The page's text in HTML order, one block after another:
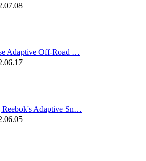
Adaptive Off-Road …
Adaptive Sn…